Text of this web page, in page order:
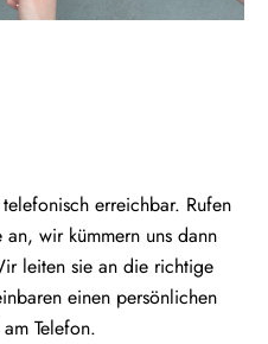
erreichbar. Rufen
wir kümmern uns dann
leiten sie an die richtige
einen persönlichen
Telefon.